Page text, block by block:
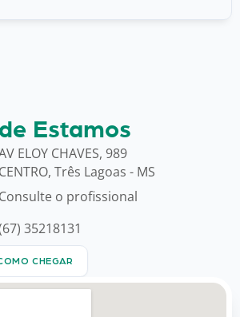
Estamos
ELOY CHAVES, 989
CENTRO, Três Lagoas - MS
Consulte o profissional
35218131
CHEGAR